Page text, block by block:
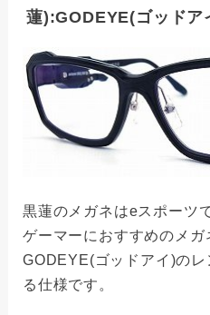
蓮):GODEYE(ゴッドア
黒蓮のメガネはeスポーツ
ゲーマーにおすすめのメガ
GODEYE(ゴッドアイ)の
る仕様です。